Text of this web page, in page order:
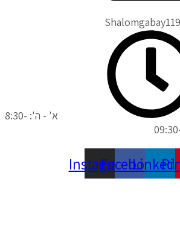
א' - ה': 8:30-
Facebook
Instagram